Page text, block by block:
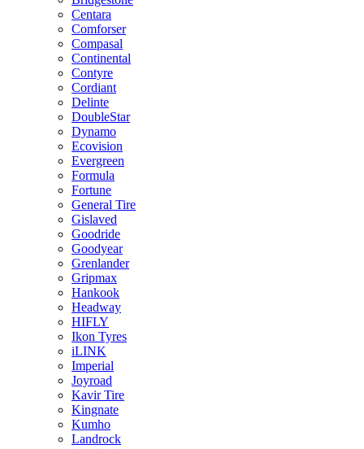
Centara
Comforser
Compasal
Continental
Contyre
Cordiant
Delinte
DoubleStar
Dynamo
Ecovision
Evergreen
Formula
Fortune
General Tire
Gislaved
Goodride
Goodyear
Grenlander
Gripmax
Hankook
Headway
HIFLY
Ikon Tyres
iLINK
Imperial
Joyroad
Kavir Tire
Kingnate
Kumho
Landrock